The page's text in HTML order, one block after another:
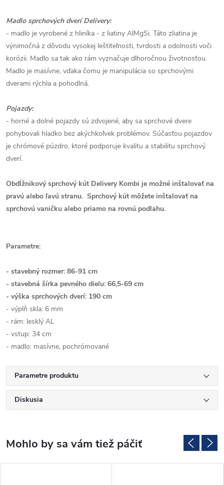
Madlo sprchových dverí Delivery:
- madlo je vyrobené z hliníka - z liatiny AlMgSi. Táto zliatina je
výnimočná z dôvodu vysokej leštiteľnosti, tvrdosti a odolnosti voči
korózii. Madlo sa tak ako rám vyznačuje dlhoročnou životnosťou.
Madlo je masívne, vďaka čomu je manipulácia so sprchovými
dverami rýchla a pohodlná.
Pojazdy:
- horné a dolné pojazdy sú zdvojené, aby sa sprchové dvere
pohybovali hladko bez akýchkoľvek problémov. Súčasťou pojazdov
je chrómové púzdro, ktoré podporuje kvalitu a stabilitu sprchový
dverí.
Obdĺžnikový sprchový kút Delivery Kombi je možné inštalovať na
pravú alebo ľavú stranu. Sprchový kút môžete inštalovať na
sprchovú vaničku alebo priamo na rovnú podlahu.
Parametre:
- stavebný rozmer: 86-91 cm
- stavebná šírka pevného dielu: 66,5-69 cm
- výška sprchových dverí: 190 cm
- výplň skla: 6 mm
- rám: lesklý AL
- vstup: 34 cm
- madlo: masívne, pochrómované
Parametre produktu
Diskusia